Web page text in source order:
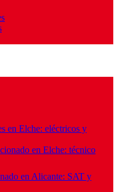
en Elche: eléctricos y
en Elche: técnico
en Alicante: SAT y